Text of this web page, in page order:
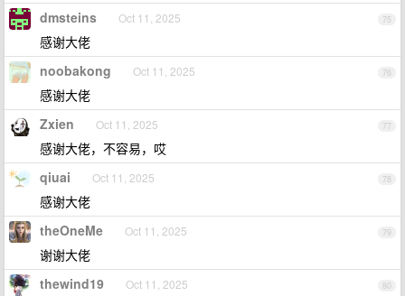
75
dmsteins Oct 11, 2025
感谢大佬
76
noobakong Oct 11, 2025
感谢大佬
77
Zxien Oct 11, 2025
感谢大佬，不容易，哎
78
qiuai Oct 11, 2025
感谢大佬
79
theOneMe Oct 11, 2025
谢谢大佬
80
thewind19 Oct 11, 2025